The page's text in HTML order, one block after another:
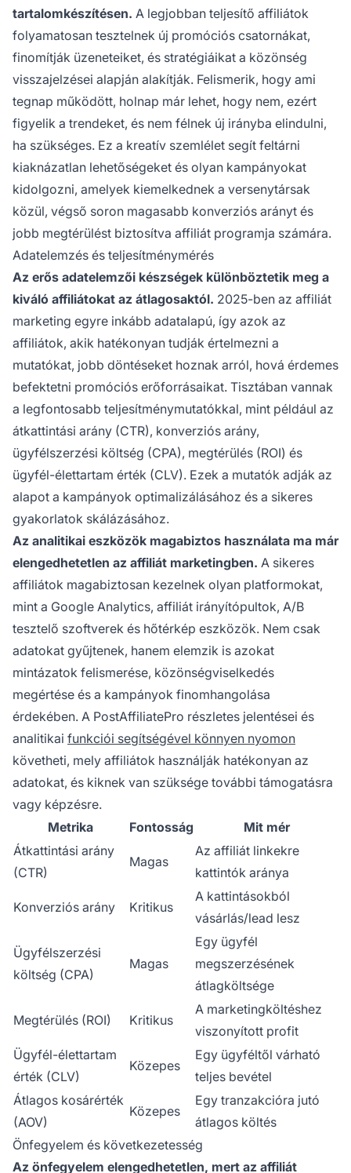
tartalomkészítésen. A legjobban teljesítő affiliátok
folyamatosan tesztelnek új promóciós csatornákat,
finomítják üzeneteiket, és stratégiáikat a közönség
visszajelzései alapján alakítják. Felismerik, hogy ami
tegnap működött, holnap már lehet, hogy nem, ezért
figyelik a trendeket, és nem félnek új irányba elindulni,
ha szükséges. Ez a kreatív szemlélet segít feltárni
kiaknázatlan lehetőségeket és olyan kampányokat
kidolgozni, amelyek kiemelkednek a versenytársak
közül, végső soron magasabb konverziós arányt és
jobb megtérülést biztosítva affiliát programja számára.
Adatelemzés és teljesítménymérés
Az erős adatelemzői készségek különböztetik meg a
kiváló affiliátokat az átlagosaktól. 2025-ben az affiliát
marketing egyre inkább adatalapú, így azok az
affiliátok, akik hatékonyan tudják értelmezni a
mutatókat, jobb döntéseket hoznak arról, hová érdemes
befektetni promóciós erőforrásaikat. Tisztában vannak
a legfontosabb teljesítménymutatókkal, mint például az
átkattintási arány (CTR), konverziós arány,
ügyfélszerzési költség (CPA), megtérülés (ROI) és
ügyfél-élettartam érték (CLV). Ezek a mutatók adják az
alapot a kampányok optimalizálásához és a sikeres
gyakorlatok skálázásához.
Az analitikai eszközök magabiztos használata ma már
elengedhetetlen az affiliát marketingben. A sikeres
affiliátok magabiztosan kezelnek olyan platformokat,
mint a Google Analytics, affiliát irányítópultok, A/B
tesztelő szoftverek és hőtérkép eszközök. Nem csak
adatokat gyűjtenek, hanem elemzik is azokat
mintázatok felismerése, közönségviselkedés
megértése és a kampányok finomhangolása
érdekében. A PostAffiliatePro részletes jelentései és
analitikai funkciói segítségével könnyen nyomon
követheti, mely affiliátok használják hatékonyan az
adatokat, és kiknek van szüksége további támogatásra
vagy képzésre.
Metrika
Fontosság
Mit mér
Átkattintási arány
(CTR)
Magas
Az affiliát linkekre
kattintók aránya
Konverziós arány Kritikus
A kattintásokból
vásárlás/lead lesz
Ügyfélszerzési
költség (CPA)
Magas
Egy ügyfél
megszerzésének
átlagköltsége
Megtérülés (ROI) Kritikus
A marketingköltéshez
viszonyított profit
Ügyfél-élettartam
érték (CLV)
Közepes
Egy ügyféltől várható
teljes bevétel
Átlagos kosárérték
(AOV)
Közepes
Egy tranzakcióra jutó
átlagos költés
Önfegyelem és következetesség
Az önfegyelem elengedhetetlen, mert az affiliát